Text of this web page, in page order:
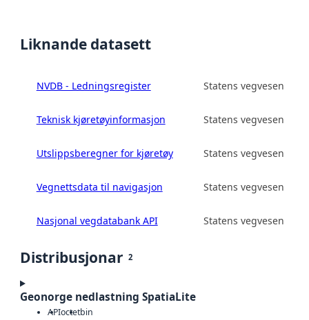
Liknande datasett
NVDB - Ledningsregister Statens vegvesen
Teknisk kjøretøyinformasjon Statens vegvesen
Utslippsberegner for kjøretøy Statens vegvesen
Vegnettsdata til navigasjon Statens vegvesen
Nasjonal vegdatabank API Statens vegvesen
Distribusjonar 2
Geonorge nedlastning SpatiaLite
APIoctetbin